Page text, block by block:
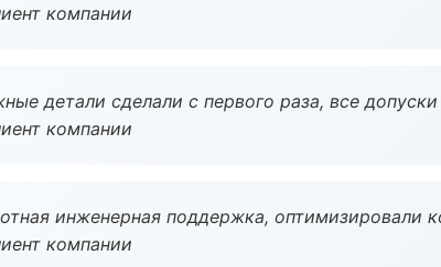
компании
детали сделали с первого раза, все
компании
инженерная поддержка, оптимизировали
компании